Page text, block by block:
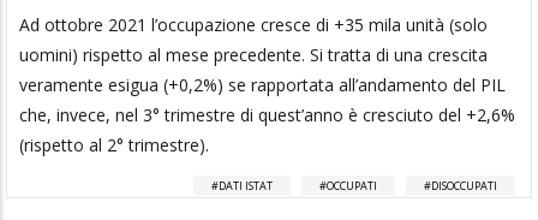
Ad ottobre 2021 l’occupazione cresce di +35 mila unità (solo
uomini) rispetto al mese precedente. Si tratta di una crescita
veramente esigua (+0,2%) se rapportata all’andamento del PIL
che, invece, nel 3° trimestre di quest’anno è cresciuto del +2,6%
(rispetto al 2° trimestre).
DATI ISTAT OCCUPATI DISOCCUPATI